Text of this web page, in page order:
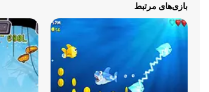
بازی‌های مرتبط